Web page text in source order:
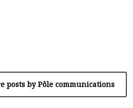
posts by Pôle communications